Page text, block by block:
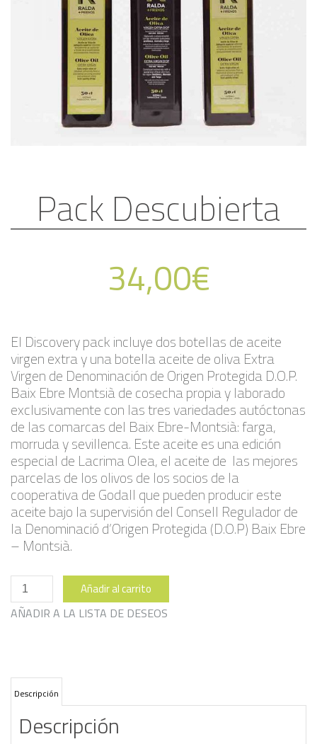
Pack Descubierta
34,00€
El Discovery pack incluye dos botellas de aceite
virgen extra y una botella aceite de oliva Extra
Virgen de Denominación de Origen Protegida D.O.P.
Baix Ebre Montsià de cosecha propia y laborado
exclusivamente con las tres variedades autóctonas
de las comarcas del Baix Ebre-Montsià: farga,
morruda y sevillenca. Este aceite es una edición
especial de Lacrima Olea, el aceite de las mejores
parcelas de los olivos de los socios de la
cooperativa de Godall que pueden producir este
aceite bajo la supervisión del Consell Regulador de
la Denominació d’Origen Protegida (D.O.P) Baix Ebre
– Montsià.
Pack
Descubierta
cantidad
Añadir al carrito
AÑADIR A LA LISTA DE DESEOS
Descripción
Descripción